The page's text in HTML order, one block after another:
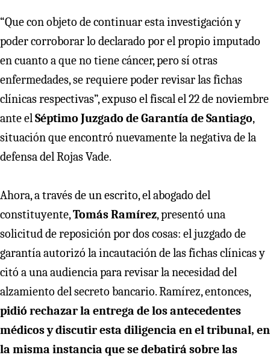
“Que con objeto de continuar esta investigación y
poder corroborar lo declarado por el propio imputado
en cuanto a que no tiene cáncer, pero sí otras
enfermedades, se requiere poder revisar las fichas
clínicas respectivas”, expuso el fiscal el 22 de noviembre
ante elSéptimo Juzgado de Garantía de Santiago,
situación que encontró nuevamente la negativa de la
defensa del Rojas Vade.
Ahora, a través de un escrito, el abogado del
constituyente,Tomás Ramírez, presentó una
solicitud de reposición por dos cosas: el juzgado de
garantía autorizó la incautación de las fichas clínicas y
citó a una audiencia para revisar la necesidad del
alzamiento del secreto bancario. Ramírez, entonces,
pidió rechazar la entrega de los antecedentes
médicos y discutir esta diligencia en el tribunal, en
la misma instancia que se debatirá sobre las